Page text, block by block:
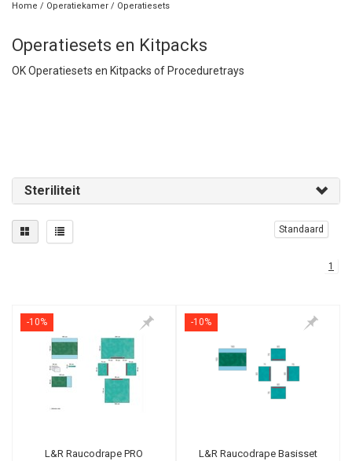
Home / Operatiekamer / Operatiesets
Operatiesets en Kitpacks
OK Operatiesets en Kitpacks of Proceduretrays
Steriliteit
Standaard
1
-10%
L&R Raucodrape PRO
-10%
L&R Raucodrape Basisset